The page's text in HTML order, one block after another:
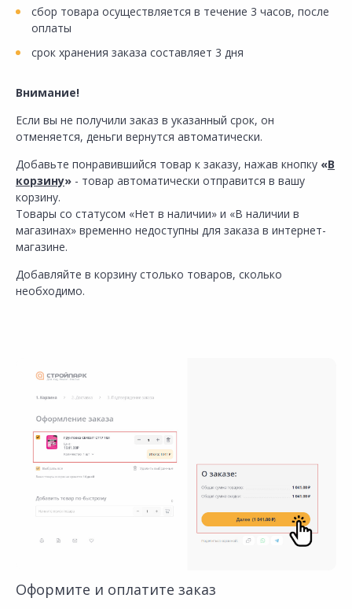
сбор товара осуществляется в течение 3 часов, после
оплаты
срок хранения заказа составляет 3 дня
Внимание!
Если вы не получили заказ в указанный срок, он
отменяется, деньги вернутся автоматически.
Добавьте понравившийся товар к заказу, нажав кнопку «В
корзину» - товар автоматически отправится в вашу
корзину.
Товары со статусом «Нет в наличии» и «В наличии в
магазинах» временно недоступны для заказа в интернет-
магазине.
Добавляйте в корзину столько товаров, сколько
необходимо.
Оформите и оплатите заказ